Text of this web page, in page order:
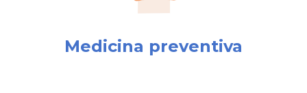
Medicina preventiva